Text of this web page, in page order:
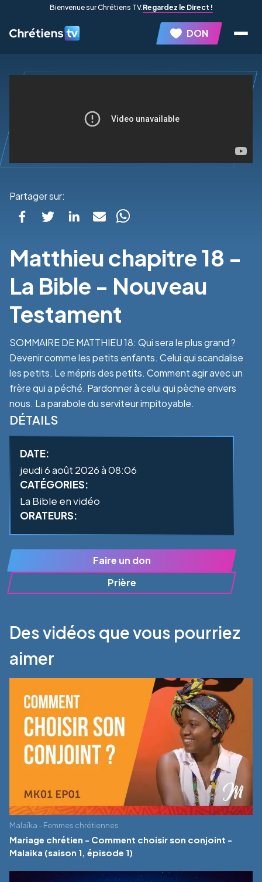
Bienvenue sur Chrétiens TV.Regardez le Direct !
DON
Partager sur:
Matthieu chapitre 18 -
La Bible - Nouveau
Testament
SOMMAIRE DE MATTHIEU 18: Qui sera le plus grand ?
Devenir comme les petits enfants. Celui qui scandalise
les petits. Le mépris des petits. Comment agir avec un
frère qui a péché. Pardonner à celui qui pèche envers
nous. La parabole du serviteur impitoyable.
DÉTAILS
DATE:
jeudi 6 août 2026 à 08:06
CATÉGORIES:
La Bible en vidéo
ORATEURS:
Faire un don
Prière
Des vidéos que vous pourriez
aimer
Malaïka - Femmes chrétiennes
Mariage chrétien - Comment choisir son conjoint -
Malaika (saison 1, épisode 1)